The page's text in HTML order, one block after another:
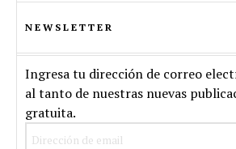
NEWSLETTER
Ingresa tu dirección de correo
al tanto de nuestras nuevas
gratuita.